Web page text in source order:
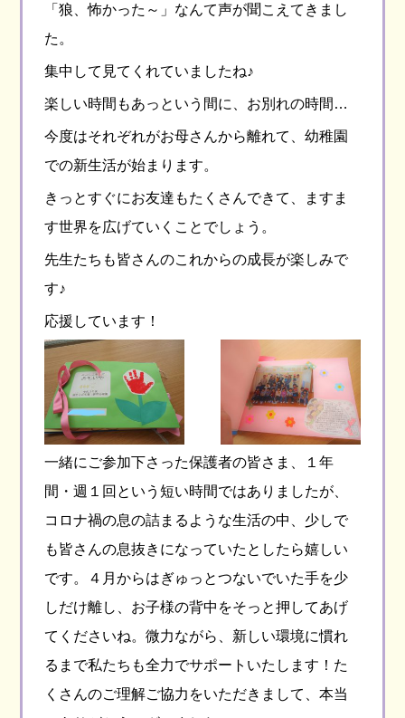
「狼、怖かった～」なんて声が聞こえてきまし
た。
集中して見てくれていましたね♪
楽しい時間もあっという間に、お別れの時間…
今度はそれぞれがお母さんから離れて、幼稚園
での新生活が始まります。
きっとすぐにお友達もたくさんできて、ますま
す世界を広げていくことでしょう。
先生たちも皆さんのこれからの成長が楽しみで
す♪
応援しています！
一緒にご参加下さった保護者の皆さま、１年
間・週１回という短い時間ではありましたが、
コロナ禍の息の詰まるような生活の中、少しで
も皆さんの息抜きになっていたとしたら嬉しい
です。４月からはぎゅっとつないでいた手を少
しだけ離し、お子様の背中をそっと押してあげ
てくださいね。微力ながら、新しい環境に慣れ
るまで私たちも全力でサポートいたします！た
くさんのご理解ご協力をいただきまして、本当